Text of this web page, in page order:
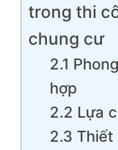
trong thi
chung cư
2.1
hợp
2.2 Lựa
2.3 Thiết